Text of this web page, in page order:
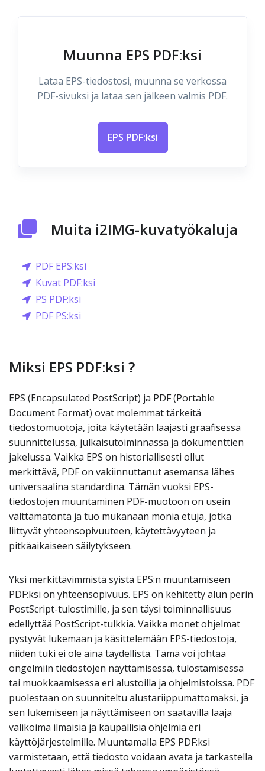
Muunna EPS PDF:ksi
Lataa EPS-tiedostosi, muunna se verkossa
PDF-sivuksi ja lataa sen jälkeen valmis PDF.
EPS PDF:ksi
Muita i2IMG-kuvatyökaluja
PDF EPS:ksi
Kuvat PDF:ksi
PS PDF:ksi
PDF PS:ksi
Miksi EPS PDF:ksi ?
EPS (Encapsulated PostScript) ja PDF (Portable
Document Format) ovat molemmat tärkeitä
tiedostomuotoja, joita käytetään laajasti graafisessa
suunnittelussa, julkaisutoiminnassa ja dokumenttien
jakelussa. Vaikka EPS on historiallisesti ollut
merkittävä, PDF on vakiinnuttanut asemansa lähes
universaalina standardina. Tämän vuoksi EPS-
tiedostojen muuntaminen PDF-muotoon on usein
välttämätöntä ja tuo mukanaan monia etuja, jotka
liittyvät yhteensopivuuteen, käytettävyyteen ja
pitkäaikaiseen säilytykseen.
Yksi merkittävimmistä syistä EPS:n muuntamiseen
PDF:ksi on yhteensopivuus. EPS on kehitetty alun perin
PostScript-tulostimille, ja sen täysi toiminnallisuus
edellyttää PostScript-tulkkia. Vaikka monet ohjelmat
pystyvät lukemaan ja käsittelemään EPS-tiedostoja,
niiden tuki ei ole aina täydellistä. Tämä voi johtaa
ongelmiin tiedostojen näyttämisessä, tulostamisessa
tai muokkaamisessa eri alustoilla ja ohjelmistoissa. PDF
puolestaan on suunniteltu alustariippumattomaksi, ja
sen lukemiseen ja näyttämiseen on saatavilla laaja
valikoima ilmaisia ja kaupallisia ohjelmia eri
käyttöjärjestelmille. Muuntamalla EPS PDF:ksi
varmistetaan, että tiedosto voidaan avata ja tarkastella